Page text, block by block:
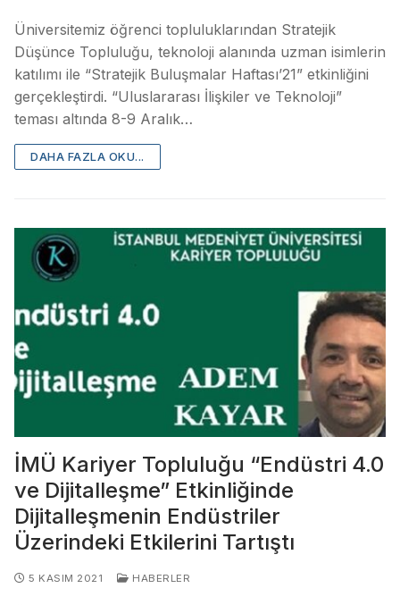
Üniversitemiz öğrenci topluluklarından Stratejik
Düşünce Topluluğu, teknoloji alanında uzman isimlerin
katılımı ile “Stratejik Buluşmalar Haftası’21” etkinliğini
gerçekleştirdi. “Uluslararası İlişkiler ve Teknoloji”
teması altında 8-9 Aralık…
DAHA FAZLA OKU...
İMÜ Kariyer Topluluğu “Endüstri 4.0
ve Dijitalleşme” Etkinliğinde
Dijitalleşmenin Endüstriler
Üzerindeki Etkilerini Tartıştı
5 KASIM 2021 HABERLER